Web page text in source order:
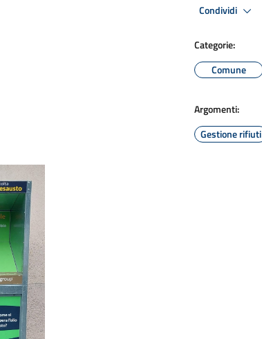
Condividi
Categorie:
Comune
Argomenti:
Gestione rifiuti